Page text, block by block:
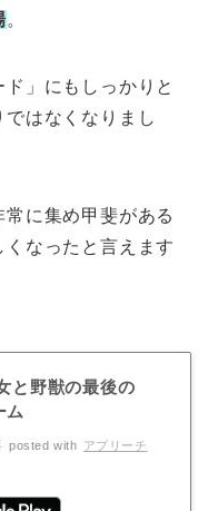
。
」にもしっかりと
はなくなりまし
に集め甲斐がある
なったと言えます
と野獣の最後の
ム
posted with アプリーチ